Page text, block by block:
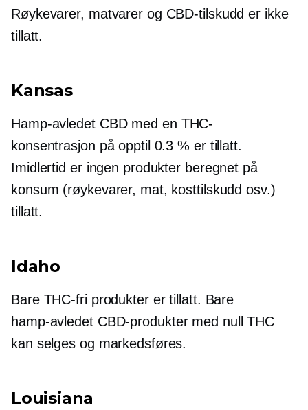
Røykevarer, matvarer og CBD-tilskudd er ikke
tillatt.
Kansas
Hamp-avledetCBD med en THC-
konsentrasjon på opptil 0.3 % er tillatt.
Imidlertid er ingen produkter beregnet på
konsum (røykevarer, mat, kosttilskudd osv.)
tillatt.
Idaho
Bare THC-friprodukter er tillatt. Bare
hamp-avledetCBD-produkter med null THC
kan selges og markedsføres.
Louisiana